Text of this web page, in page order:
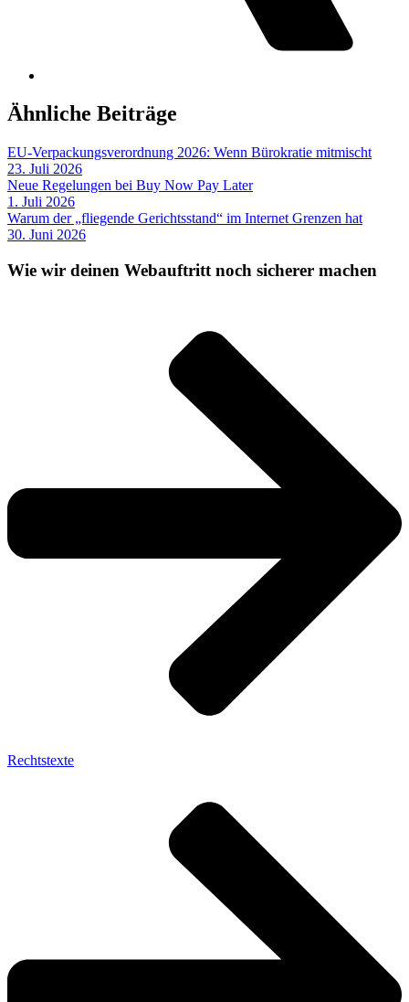
Ähnliche Beiträge
EU-Verpackungsverordnung 2026: Wenn Bürokratie mitmischt
23. Juli 2026
Neue Regelungen bei Buy Now Pay Later
1. Juli 2026
Warum der „fliegende Gerichtsstand“ im Internet Grenzen hat
30. Juni 2026
Wie wir deinen Webauftritt noch sicherer machen
Rechtstexte